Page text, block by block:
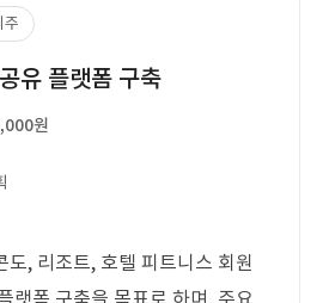
주
유 플랫폼 구축
원
도, 리조트, 호텔 피트니스 회원
랫폼 구축을 목표로 하며, 주요